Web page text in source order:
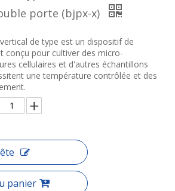
porte (bjpx-x)
de type est un dispositif de
conçu pour cultiver des micro-
cellulaires et d'autres échantillons
une température contrôlée et des
panier